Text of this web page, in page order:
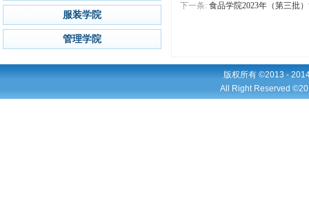
服装学院
管理学院
下一条: 食品学院2023年（第三批
版权所有 ©2013 -
All Right Reserved